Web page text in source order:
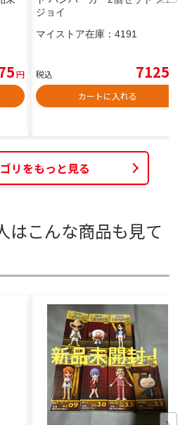
円
ジョイ
マイストア在庫： 4191
税込 7125
カートに入れる
リをもっと見る
はこんな商品も見て